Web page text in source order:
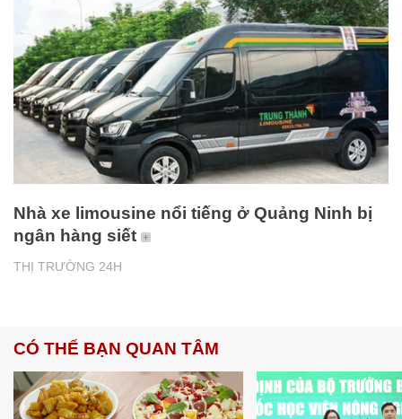
THỊ TRƯỜNG 24H
Nhà xe limousine nổi tiếng ở Quảng Ninh bị
ngân hàng siết
CÓ THỂ BẠN QUAN TÂM